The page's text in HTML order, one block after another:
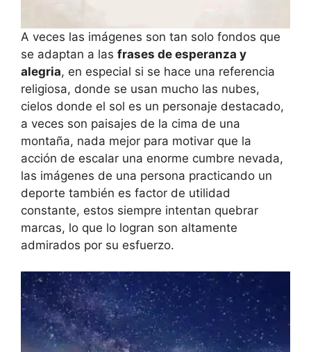
A veces las imágenes son tan solo fondos que
se adaptan a las frases de esperanza y
alegria, en especial si se hace una referencia
religiosa, donde se usan mucho las nubes,
cielos donde el sol es un personaje destacado,
a veces son paisajes de la cima de una
montaña, nada mejor para motivar que la
acción de escalar una enorme cumbre nevada,
las imágenes de una persona practicando un
deporte también es factor de utilidad
constante, estos siempre intentan quebrar
marcas, lo que lo logran son altamente
admirados por su esfuerzo.